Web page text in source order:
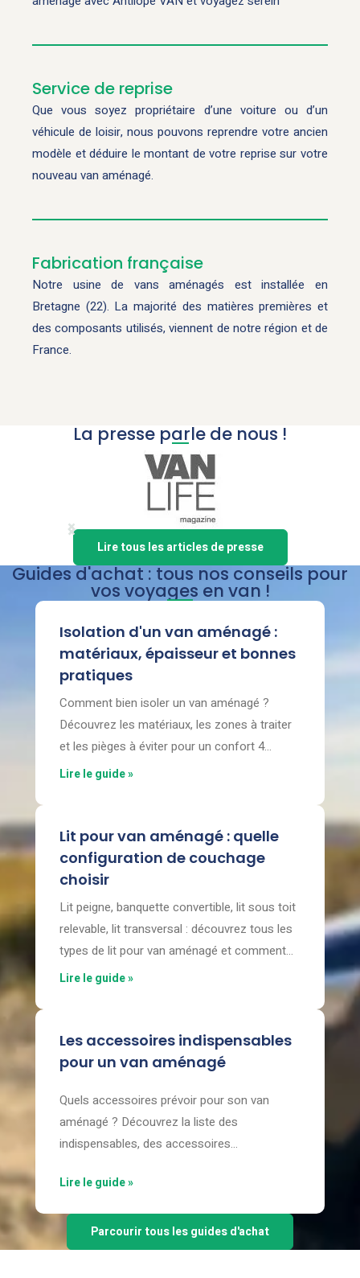
Service de reprise
Que vous soyez propriétaire d’une voiture ou d’un
véhicule de loisir, nous pouvons reprendre votre ancien
modèle et déduire le montant de votre reprise sur votre
nouveau van aménagé.
Fabrication française
Notre usine de vans aménagés est installée en
Bretagne (22). La majorité des matières premières et
des composants utilisés, viennent de notre région et de
France.
La presse parle de nous !
Item
of
8
Lire tous les articles de presse
Guides d'achat : tous nos conseils pour
vos voyages en van !
Isolation d'un van aménagé :
matériaux, épaisseur et bonnes
pratiques
Comment bien isoler un van aménagé ?
Découvrez les matériaux, les zones à traiter
et les pièges à éviter pour un confort 4
saisons dans votre fourgon aménagé.
Lire le guide »
Lit pour van aménagé : quelle
configuration de couchage
choisir
Lit peigne, banquette convertible, lit sous toit
relevable, lit transversal : découvrez tous les
types de lit pour van aménagé et comment
bien choisir.
Lire le guide »
Les accessoires indispensables
pour un van aménagé
Quels accessoires prévoir pour son van
aménagé ? Découvrez la liste des
indispensables, des accessoires
mieux éviter.
Lire le guide »
Parcourir tous les guides d'achat